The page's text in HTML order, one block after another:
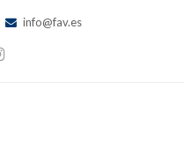
info@fav.es